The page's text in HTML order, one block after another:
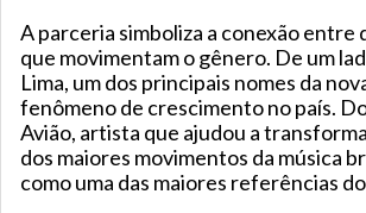
A parceria simboliza a conexão entre
que movimentam o gênero. De um
Lima, um dos principais nomes da
fenômeno de crescimento no país.
Avião, artista que ajudou a
dos maiores movimentos da música
como uma das maiores referências